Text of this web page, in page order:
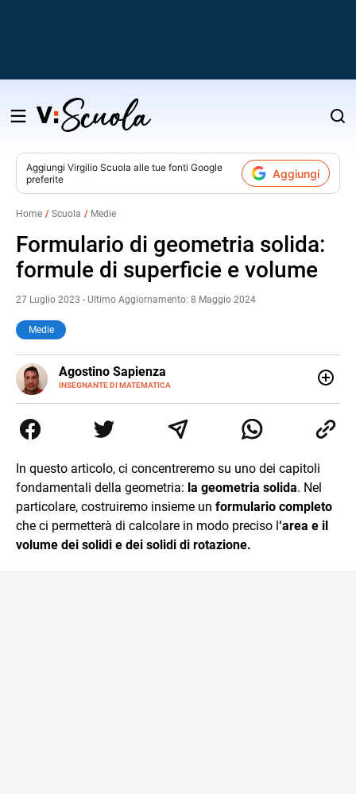
Salta
contenuto
Aggiungi Virgilio Scuola alle tue fonti Google
preferite
Aggiungi
Home Scuola Medie
Formulario di geometria solida:
formule di superficie e volume
27 Luglio 2023 - Ultimo Aggiornamento: 8 Maggio 2024
Medie
Agostino Sapienza
INSEGNANTE DI MATEMATICA
E-
MAIL
LINKEDIN
Tommaso Gulli. Ho conseguito la laurea triennale in
Relazioni Internazionali a Messina e in Economia
commercialisti sono stato chiamato per una supplenza
covid nella classe di insegnamento A47. Ho poi
conseguito l'abilitazione a Trieste nel sostegno e sono
entrato di ruolo nel 2023
In questo articolo, ci concentreremo su uno dei capitoli
fondamentali della geometria: la geometria solida. Nel
particolare, costruiremo insieme un formulario completo
che ci permetterà di calcolare in modo preciso l‘area e il
volume dei solidi e dei solidi di rotazione.